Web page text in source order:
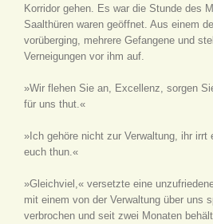
Korridor gehen. Es war die Stunde des
Saalthüren waren geöffnet. Aus einem
vorüberging, mehrere Gefangene und
Verneigungen vor ihm auf.
»Wir flehen Sie an, Excellenz, sorgen
für uns thut.«
»Ich gehöre nicht zur Verwaltung, ihr
euch thun.«
»Gleichviel,« versetzte eine
mit einem von der Verwaltung über uns
verbrochen und seit zwei Monaten